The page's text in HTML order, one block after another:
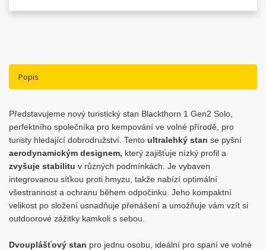
Popis
Představujeme nový turistický stan Blackthorn 1 Gen2 Solo,
perfektního společníka pro kempování ve volné přírodě, pro
turisty hledající dobrodružství. Tento ultralehký stan se pyšní
aerodynamickým designem, který zajišťuje nízký profil a
zvyšuje stabilitu v různých podmínkách. Je vybaven
integrovanou síťkou proti hmyzu, takže nabízí optimální
všestrannost a ochranu během odpočinku. Jeho kompaktní
velikost po složení usnadňuje přenášení a umožňuje vám vzít si
outdoorové zážitky kamkoli s sebou.
Dvouplášťový stan pro jednu osobu, ideální pro spaní ve volné